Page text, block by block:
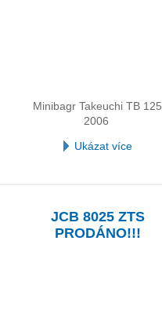
Minibagr Takeuchi TB 125
2006
Ukázat více
JCB 8025 ZTS
PRODÁNO!!!